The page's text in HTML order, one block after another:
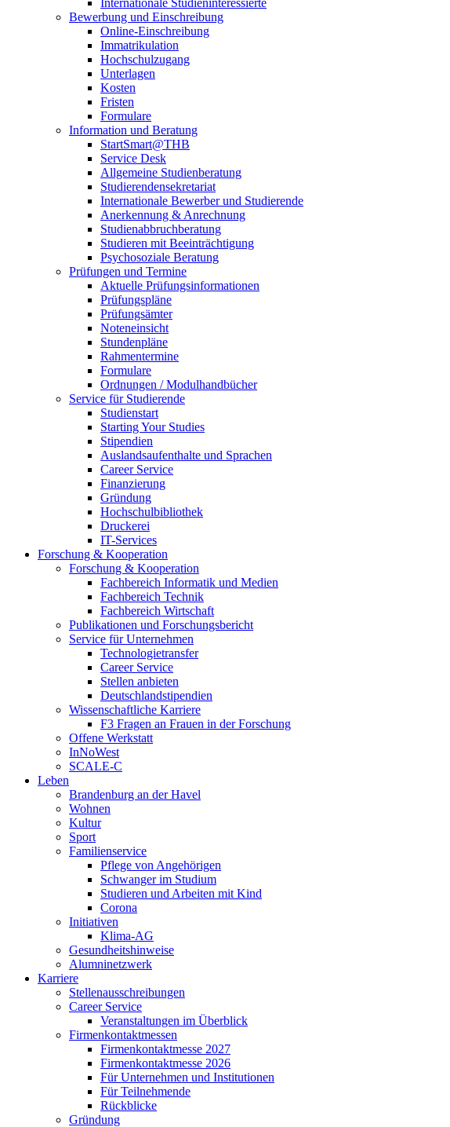
Internationale Studieninteressierte
Bewerbung und Einschreibung
Online-Einschreibung
Immatrikulation
Hochschulzugang
Unterlagen
Kosten
Fristen
Formulare
Information und Beratung
StartSmart@THB
Service Desk
Allgemeine Studienberatung
Studierendensekretariat
Internationale Bewerber und Studierende
Anerkennung & Anrechnung
Studienabbruchberatung
Studieren mit Beeinträchtigung
Psychosoziale Beratung
Prüfungen und Termine
Aktuelle Prüfungsinformationen
Prüfungspläne
Prüfungsämter
Noteneinsicht
Stundenpläne
Rahmentermine
Formulare
Ordnungen / Modulhandbücher
Service für Studierende
Studienstart
Starting Your Studies
Stipendien
Auslandsaufenthalte und Sprachen
Career Service
Finanzierung
Gründung
Hochschulbibliothek
Druckerei
IT-Services
Forschung & Kooperation
Forschung & Kooperation
Fachbereich Informatik und Medien
Fachbereich Technik
Fachbereich Wirtschaft
Publikationen und Forschungsbericht
Service für Unternehmen
Technologietransfer
Career Service
Stellen anbieten
Deutschlandstipendien
Wissenschaftliche Karriere
F3 Fragen an Frauen in der Forschung
Offene Werkstatt
InNoWest
SCALE-C
Leben
Brandenburg an der Havel
Wohnen
Kultur
Sport
Familienservice
Pflege von Angehörigen
Schwanger im Studium
Studieren und Arbeiten mit Kind
Corona
Initiativen
Klima-AG
Gesundheitshinweise
Alumninetzwerk
Karriere
Stellenausschreibungen
Career Service
Veranstaltungen im Überblick
Firmenkontaktmessen
Firmenkontaktmesse 2027
Firmenkontaktmesse 2026
Für Unternehmen und Institutionen
Für Teilnehmende
Rückblicke
Gründung